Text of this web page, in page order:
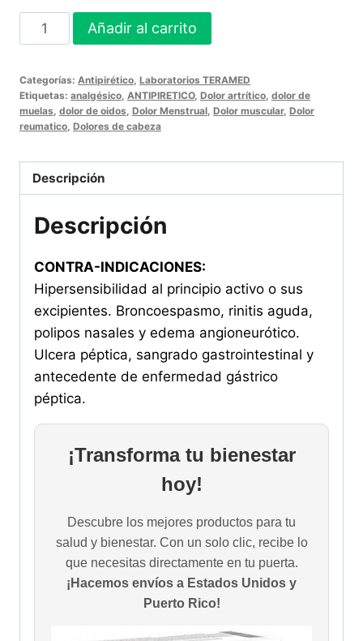
ANA-
DENT
FORTE
100
Tabletas
Añadir al carrito
Categorías: Antipirético Laboratorios TERAMED
Etiquetas: analgésico ANTIPIRETICO, Dolor artrítico dolor de
muelas dolor de oidos Dolor Menstrual Dolor muscular, Dolor
reumatico Dolores de cabeza
Descripción
Descripción
CONTRA-INDICACIONES:
Hipersensibilidad al principio activo o sus
excipientes. Broncoespasmo, rinitis aguda,
polipos nasales y edema angioneurótico.
Ulcera péptica, sangrado gastrointestinal y
antecedente de enfermedad gástrico
péptica.
¡Transforma tu bienestar
hoy!
Descubre los mejores productos para tu
salud y bienestar. Con un solo clic, recibe lo
que necesitas directamente en tu puerta.
¡Hacemos envíos a Estados Unidos y
Puerto Rico!